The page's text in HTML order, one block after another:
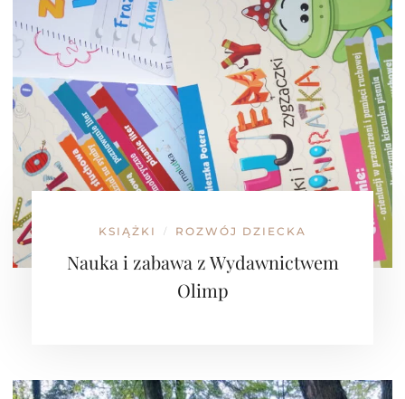
KSIĄŻKI / ROZWÓJ DZIECKA
Nauka i zabawa z Wydawnictwem
Olimp